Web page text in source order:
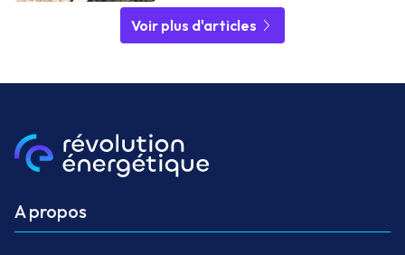
Voir plus d'articles
A propos